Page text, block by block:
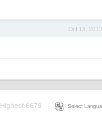
Oct 18, 2013
Highest 6679 Select